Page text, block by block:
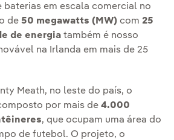
baterias em escala comercial no
de 50 megawatts (MW) com 25
de energia também é nosso
na Irlanda em mais de 25
Meath, no leste do país, o
por mais de 4.000
, que ocupam uma área do
de futebol. O projeto, o